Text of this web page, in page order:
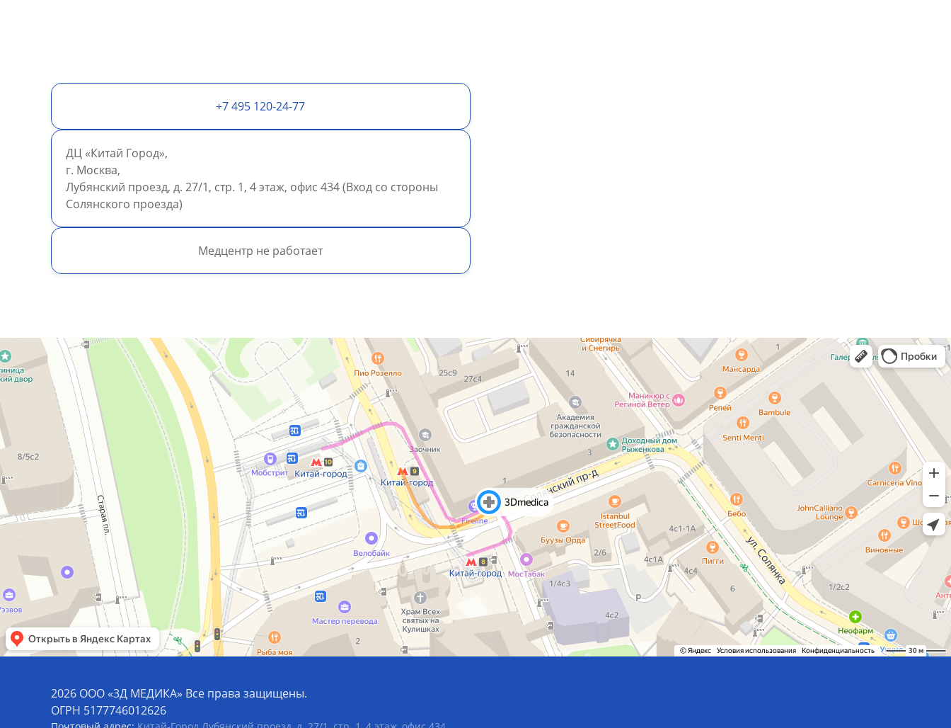
+7 495 120-24-77
ДЦ «Китай Город»,
г. Москва,
Лубянский проезд, д. 27/1, стр. 1, 4 этаж, офис 434 (Вход со стороны
Солянского проезда)
Медцентр не работает
2026 ООО «3Д МЕДИКА» Все права защищены.
ОГРН 5177746012626